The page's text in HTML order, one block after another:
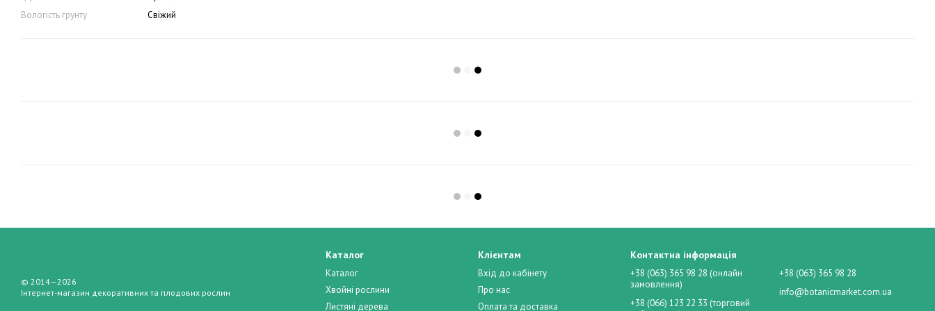
Вологість грунту
Свіжий
© 2014—2026
Інтернет-магазин декоративних та плодових рослин
Каталог
Каталог
Хвойні рослини
Листяні дерева
Клієнтам
Вхід до кабінету
Про нас
Оплата та доставка
Контактна інформація
+38 (063) 365 98 28 (онлайн
замовлення)
+38 (066) 123 22 33 (торговий
+38 (063) 365 98 28
info@botanicmarket.com.ua